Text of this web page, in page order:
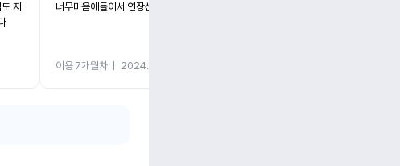
저
너무마음에들어서 연장신청했어요
이용 7개월차ㅣ 2024.05.08